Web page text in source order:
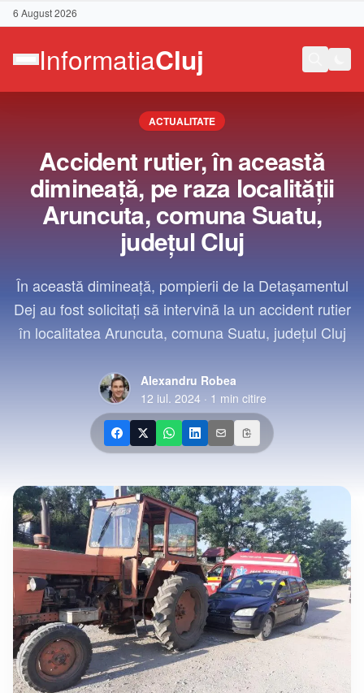
6 August 2026
Contact
ACTUALITATE
Accident rutier, în această
dimineață, pe raza localității
Aruncuta, comuna Suatu,
județul Cluj
În această dimineață, pompierii de la Detașamentul
Dej au fost solicitați să intervină la un accident rutier
în localitatea Aruncuta, comuna Suatu, județul Cluj
Alexandru Robea
12 iul. 2024· 1 min citire